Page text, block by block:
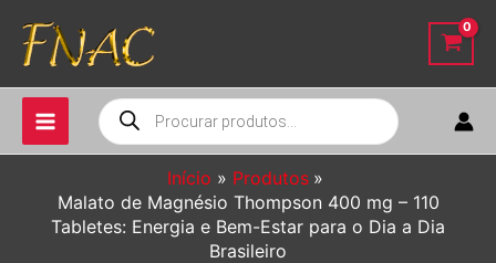
para
conteúdo
Pesquisar
produtos
Início
Produtos
Malato de Magnésio Thompson 400 mg – 110
Tabletes: Energia e Bem-Estar para o Dia a Dia
Brasileiro